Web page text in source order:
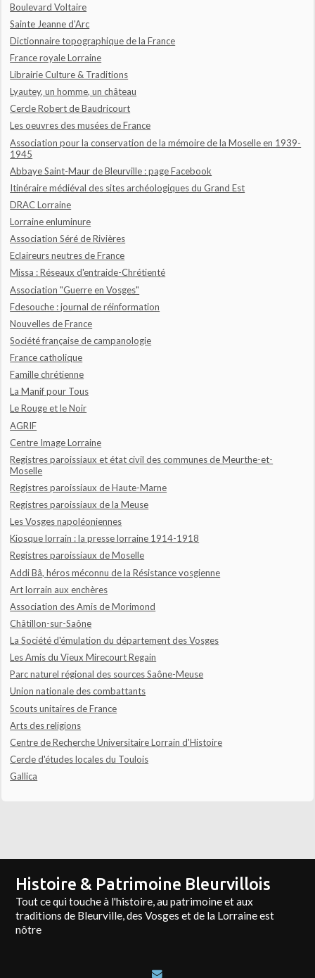
Boulevard Voltaire
Sainte Jeanne d'Arc
Dictionnaire topographique de la France
France royale Lorraine
Librairie Culture & Traditions
Lyautey, un homme, un château
Cercle Robert de Baudricourt
Les oeuvres des musées de France
Association pour la conservation de la mémoire de la Moselle en 1939-
1945
Abbaye Saint-Maur de Bleurville : page Facebook
Itinéraire médiéval des sites archéologiques du Grand Est
DRAC Lorraine
Lorraine enluminure
Association Séré de Rivières
Eclaireurs neutres de France
Missa : Réseaux d'entraide-Chrétienté
Association "Guerre en Vosges"
Fdesouche : journal de réinformation
Nouvelles de France
Société française de campanologie
France catholique
Famille chrétienne
La Manif pour Tous
Le Rouge et le Noir
AGRIF
Centre Image Lorraine
Registres paroissiaux et état civil des communes de Meurthe-et-
Moselle
Registres paroissiaux de Haute-Marne
Registres paroissiaux de la Meuse
Les Vosges napoléoniennes
Kiosque lorrain : la presse lorraine 1914-1918
Registres paroissiaux de Moselle
Addi Bâ, héros méconnu de la Résistance vosgienne
Art lorrain aux enchères
Association des Amis de Morimond
Châtillon-sur-Saône
La Société d'émulation du département des Vosges
Les Amis du Vieux Mirecourt Regain
Parc naturel régional des sources Saône-Meuse
Union nationale des combattants
Scouts unitaires de France
Arts des religions
Centre de Recherche Universitaire Lorrain d'Histoire
Cercle d'études locales du Toulois
Gallica
Histoire & Patrimoine Bleurvillois
Tout ce qui touche à l'histoire, au patrimoine et aux
traditions de Bleurville, des Vosges et de la Lorraine est
nôtre